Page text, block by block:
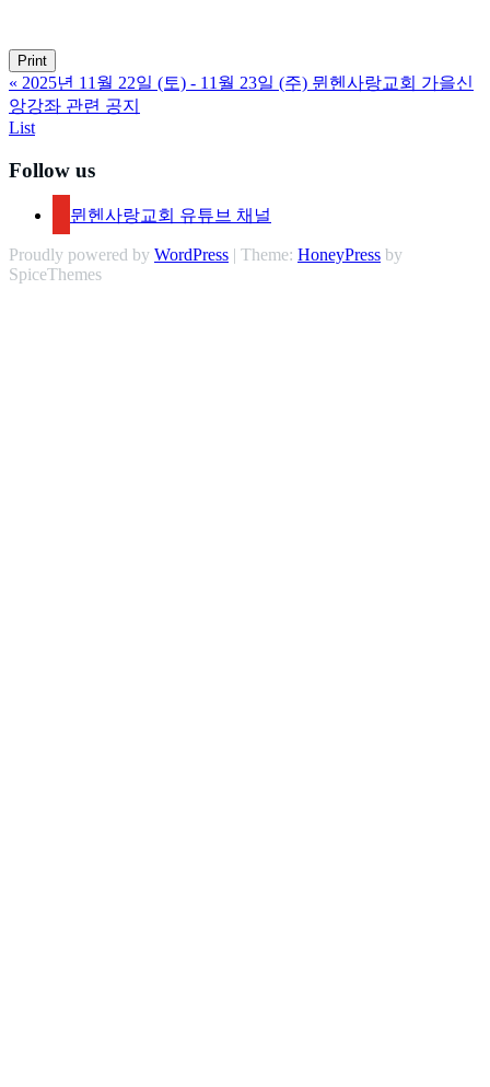
Print
« 2025년 11월 22일 (토) - 11월 23일 (주) 뮌헨사랑교회 가을신
앙강좌 관련 공지
List
Follow us
뮌헨사랑교회 유튜브 채널
Proudly powered by WordPress | Theme: HoneyPress by
SpiceThemes